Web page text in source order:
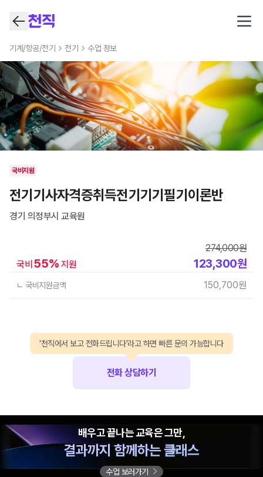
기계/항공/전기 전기 수업 정보
국비지원
전기기사자격증취득전기기기필기이론반
경기 의정부시 교육원
국비 55% 지원
274,000원
123,300원
ㄴ 국비지원금액 150,700원
전화 상담하기
'천직에서 보고 전화드립니다'라고 하면 빠른 문의 가능합니다
배우고 끝나는 교육은 그만,
결과까지 함께하는 클래스
수업 보러가기